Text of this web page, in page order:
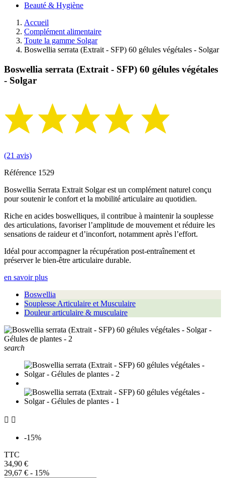
Beauté & Hygiène
Accueil
Complément alimentaire
Toute la gamme Solgar
Boswellia serrata (Extrait - SFP) 60 gélules végétales - Solgar
Boswellia serrata (Extrait - SFP) 60 gélules végétales
- Solgar
(21 avis)
Référence 1529
Boswellia Serrata Extrait Solgar est un complément naturel conçu
pour soutenir le confort et la mobilité articulaire au quotidien.
Riche en acides boswelliques, il contribue à maintenir la souplesse
des articulations, favoriser l’amplitude de mouvement et réduire les
sensations de raideur et d’inconfort, notamment après l’effort.
Idéal pour accompagner la récupération post-entraînement et
préserver le bien-être articulaire durable.
en savoir plus
Boswellia
Souplesse Articulaire et Musculaire
Douleur articulaire & musculaire
search
 
-15%
TTC
34,90 €
29,67 € - 15%